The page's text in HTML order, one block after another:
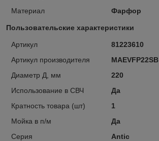
Материал
Фарфор
Пользовательские характеристики
Артикул
81223610
Артикул производителя
MAEVFP22SB
Диаметр Д, мм
220
Использование в СВЧ
Да
Кратность товара (шт)
1
Мойка в п/м
Да
Серия
Antic